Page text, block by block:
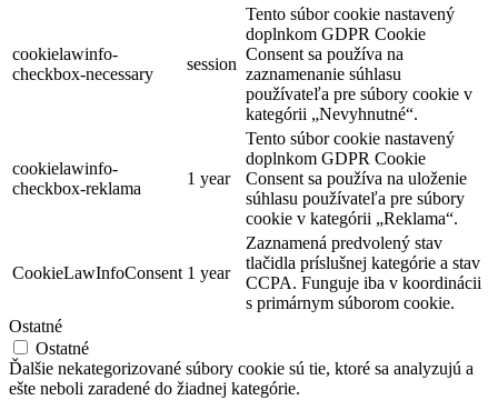
cookielawinfo-
checkbox-necessary
session
Tento súbor cookie nastavený
doplnkom GDPR Cookie
Consent sa používa na
zaznamenanie súhlasu
používateľa pre súbory cookie v
kategórii „Nevyhnutné“.
cookielawinfo-
checkbox-reklama
1 year
Tento súbor cookie nastavený
doplnkom GDPR Cookie
Consent sa používa na uloženie
súhlasu používateľa pre súbory
cookie v kategórii „Reklama“.
CookieLawInfoConsent 1 year
Zaznamená predvolený stav
tlačidla príslušnej kategórie a stav
CCPA. Funguje iba v koordinácii
s primárnym súborom cookie.
Ostatné
Ostatné
Ďalšie nekategorizované súbory cookie sú tie, ktoré sa analyzujú a
ešte neboli zaradené do žiadnej kategórie.